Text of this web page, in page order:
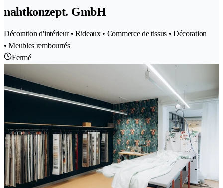
nahtkonzept. GmbH
Décoration d'intérieur • Rideaux • Commerce de tissus • Décoration
• Meubles rembourrés
Fermé